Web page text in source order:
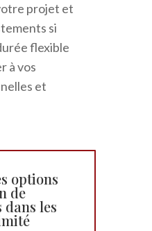
projet et
si
flexible
à vos
et
options
de
dans les